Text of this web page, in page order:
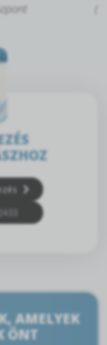
(
AMELYEK
ÖNT